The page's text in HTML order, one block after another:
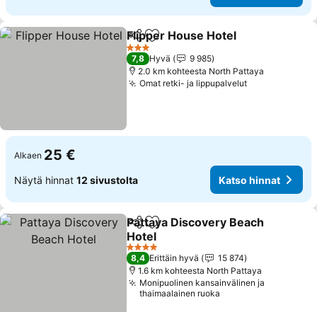
Jaa Lisää suosikkeihin
Flipper House Hotel
3 Tähtiluokitus
7,8 Hyvä
9 985
2.0 km kohteesta North Pattaya
Omat retki- ja lippupalvelut
Alkaen 25 €
Näytä hinnat 12 sivustolta Katso hinnat
Jaa Lisää suosikkeihin
Pattaya Discovery Beach
Hotel
4 Tähtiluokitus
8,4 Erittäin hyvä
15 874
1.6 km kohteesta North Pattaya
Monipuolinen kansainvälinen ja
thaimaalainen ruoka